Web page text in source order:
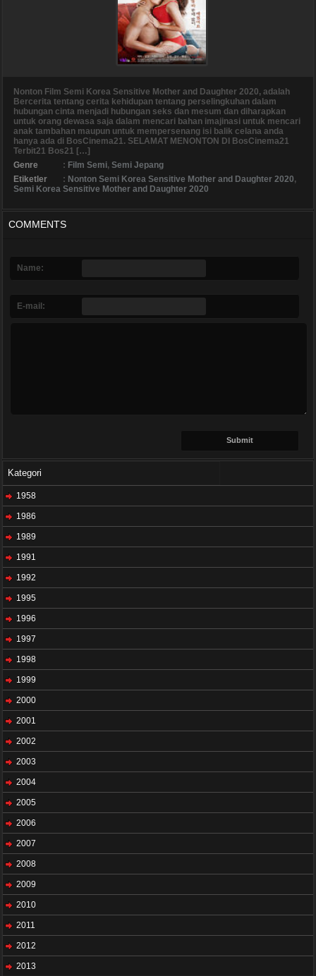
Nonton Film Semi Korea Sensitive Mother and Daughter 2020, adalah
Bercerita tentang cerita kehidupan tentang perselingkuhan dalam
hubungan cinta menjadi hubungan seks dan mesum dan diharapkan
untuk orang dewasa saja dalam mencari bahan imajinasi untuk mencari
anak tambahan maupun untuk mempersenang isi balik celana anda
hanya ada di BosCinema21. SELAMAT MENONTON DI BosCinema21
Terbit21 Bos21 […]
Genre
: Film Semi, Semi Jepang
Etiketler
: Nonton Semi Korea Sensitive Mother and Daughter 2020,
Semi Korea Sensitive Mother and Daughter 2020
COMMENTS
Name:
E-mail:
Kategori
1958
1986
1989
1991
1992
1995
1996
1997
1998
1999
2000
2001
2002
2003
2004
2005
2006
2007
2008
2009
2010
2011
2012
2013